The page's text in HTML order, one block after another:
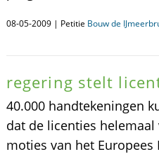
08-05-2009 | Petitie Bouw de
regering stelt
40.000 handtekeningen
dat de licenties helemaal
moties van het Europees